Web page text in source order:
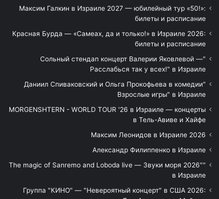
Максим Галкин в Израиле 2027 — юбилейный тур «50!»:
билеты и расписание
Красная Бурда — «Самеах, да и только!» в Израиле 2026:
билеты и расписание
"Сольный стендап концерт Валерии Яковлевой —
Расслабься так у всех!" в Израиле
"Даниил Спиваковский и Ольга Прокофьева в комедии
Взрослые игры" в Израиле
MORGENSHTERN - WORLD TOUR '26 в Израиле — концерты
в Тель-Авиве и Хайфе
Максим Леонидов в Израиле 2026
Александр Филиппенко в Израиле
"The magic of Sanremo and Loboda live — Звуки моря 2026"
в Израиле
Группа "КИНО" — "Невероятный концерт" в США 2026: